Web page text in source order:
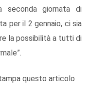
seconda giornata di
per il 2 gennaio, ci sia
la possibilità a tutti di
questo articolo